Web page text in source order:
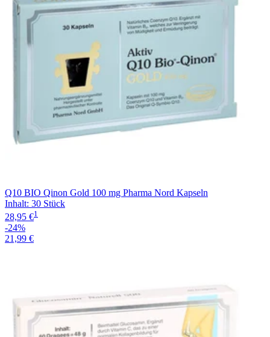
Q10 BIO Qinon Gold 100 mg Pharma Nord Kapseln
Inhalt: 30 Stück
28,95 €1
-24%
21,99 €